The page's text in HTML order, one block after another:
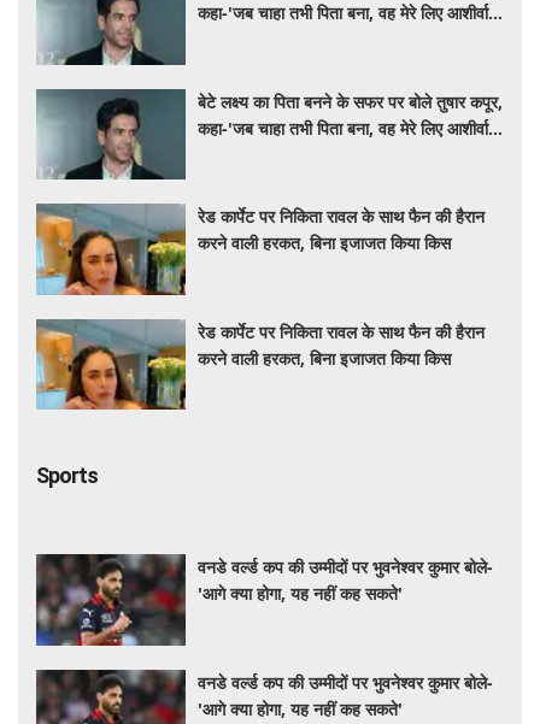
कहा-'जब चाहा तभी पिता बना, वह मेरे लिए आशीर्वाद
बेटे लक्ष्य का पिता बनने के सफर पर बोले तुषार कपूर,
कहा-'जब चाहा तभी पिता बना, वह मेरे लिए आशीर्वाद
रेड कार्पेट पर निकिता रावल के साथ फैन की हैरान
करने वाली हरकत, बिना इजाजत किया किस
रेड कार्पेट पर निकिता रावल के साथ फैन की हैरान
करने वाली हरकत, बिना इजाजत किया किस
Sports
वनडे वर्ल्ड कप की उम्मीदों पर भुवनेश्वर कुमार बोले-
'आगे क्या होगा, यह नहीं कह सकते'
वनडे वर्ल्ड कप की उम्मीदों पर भुवनेश्वर कुमार बोले-
'आगे क्या होगा, यह नहीं कह सकते'